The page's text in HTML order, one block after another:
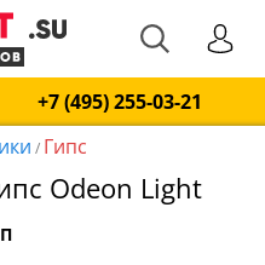
+7 (495) 255-03-21
/ Гипс
Odeon Light